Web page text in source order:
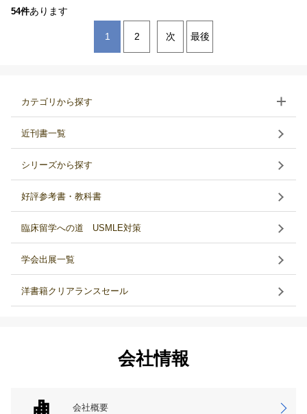
54件あります
1 2 次 最後
カテゴリから探す
近刊書一覧
シリーズから探す
好評参考書・教科書
臨床留学への道 USMLE対策
学会出展一覧
洋書籍クリアランスセール
会社情報
会社概要